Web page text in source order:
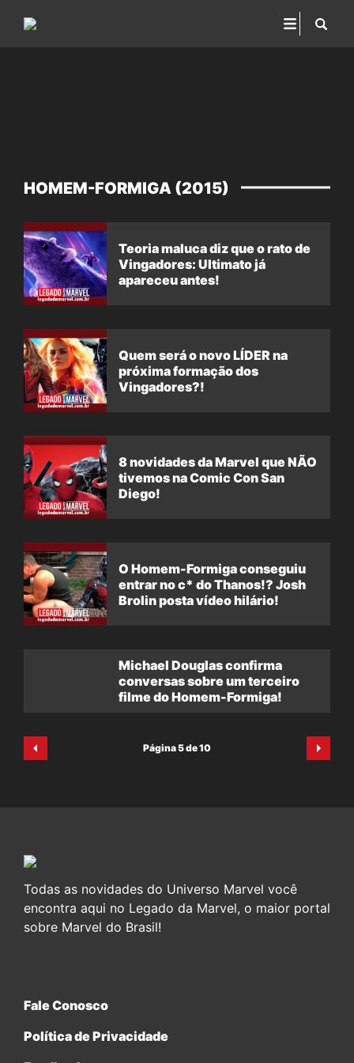
HOMEM-FORMIGA (2015)
Teoria maluca diz que o rato de
Vingadores: Ultimato já
apareceu antes!
Quem será o novo LÍDER na
próxima formação dos
Vingadores?!
8 novidades da Marvel que NÃO
tivemos na Comic Con San
Diego!
O Homem-Formiga conseguiu
entrar no c* do Thanos!? Josh
Brolin posta vídeo hilário!
Michael Douglas confirma
conversas sobre um terceiro
filme do Homem-Formiga!
Página 5 de 10
Todas as novidades do Universo Marvel você
encontra aqui no Legado da Marvel, o maior portal
sobre Marvel do Brasil!
Fale Conosco
Política de Privacidade